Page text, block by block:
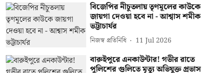
বিজেপির নীচুতলায় তৃণমূলের কাউকে
জায়গা দেওয়া হবে না - আশ্বাস শমীক
ভট্টাচার্যর
নিজস্ব প্রতিনিধি 11 Jul 2026
বারুইপুরে এনকাউন্টার! গভীর রাতে
পুলিশের গুলিতে মৃত্যু অভিযুক্ত প্রভাস